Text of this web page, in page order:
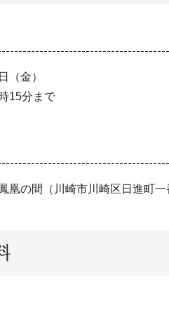
（金）
15分まで
凰の間（川崎市川崎区日進町一